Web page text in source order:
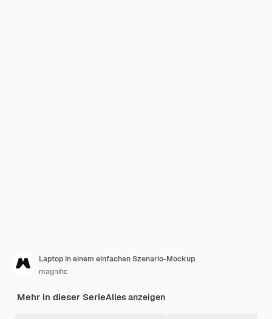
Laptop in einem einfachen Szenario-Mockup
magnific
Mehr in dieser SerieAlles anzeigen